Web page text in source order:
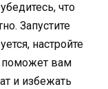
что
Запустите
настройте
поможет вам
и избежать